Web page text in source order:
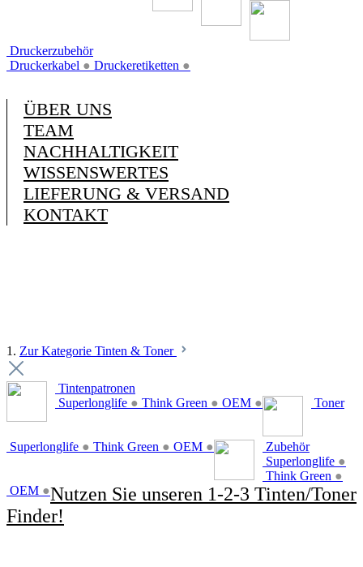
Druckerzubehör
Druckerkabel ● Druckeretiketten ●
ÜBER UNS
TEAM
NACHHALTIGKEIT
WISSENSWERTES
LIEFERUNG & VERSAND
KONTAKT
1. Zur Kategorie Tinten & Toner
Tintenpatronen
Superlonglife ● Think Green ● OEM ● Toner
Superlonglife ● Think Green ● OEM ●
Zubehör
Superlonglife ●
Think Green ●
OEM ●Nutzen Sie unseren 1-2-3 Tinten/Toner
Finder!